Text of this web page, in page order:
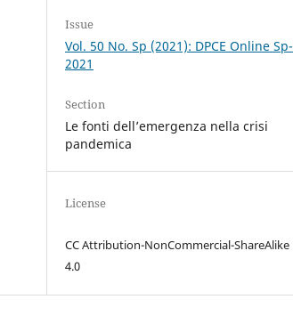
Issue
Vol. 50 No. Sp (2021): DPCE Online Sp-
2021
Section
Le fonti dell’emergenza nella crisi
pandemica
License
CC Attribution-NonCommercial-ShareAlike
4.0